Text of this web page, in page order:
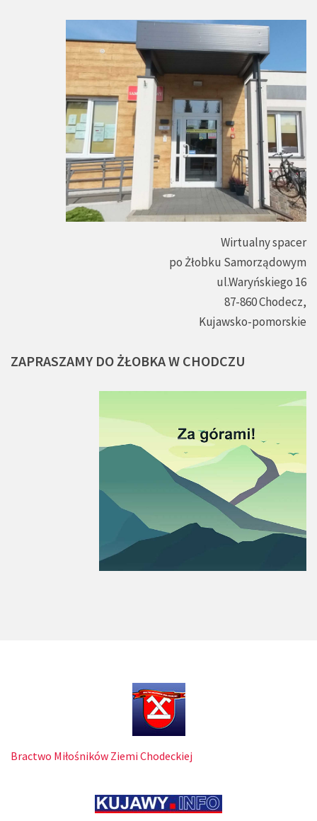
Wirtualny spacer
po Żłobku Samorządowym
ul.Waryńskiego 16
87-860 Chodecz,
Kujawsko-pomorskie
ZAPRASZAMY DO ŻŁOBKAW CHODCZU
Bractwo Miłośników Ziemi Chodeckiej